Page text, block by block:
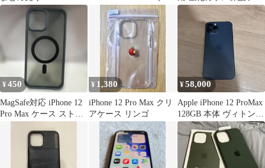
ルム PRO+
¥450
MagSafe対応 iPhone 12
Pro Max ケース ストー
¥ 1,380
iPhone 12 Pro Max クリ
アケース リンゴ
¥58,000
Apple iPhone 12 ProMax
128GB 本体 ヴィトン
ケース